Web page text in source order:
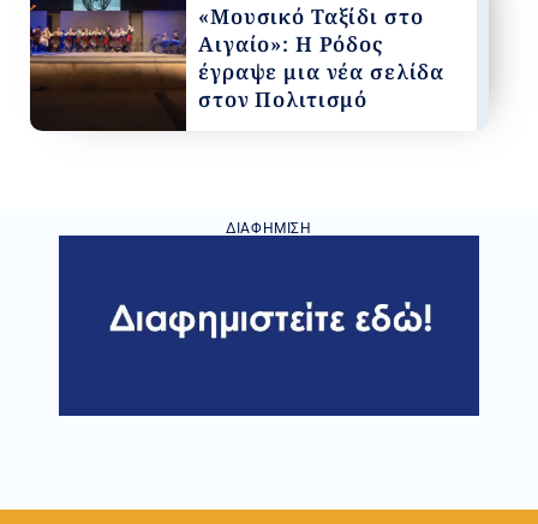
«Μουσικό Ταξίδι στο
Αιγαίο»: Η Ρόδος
έγραψε μια νέα σελίδα
στον Πολιτισμό
ΔΙΑΦΉΜΙΣΗ